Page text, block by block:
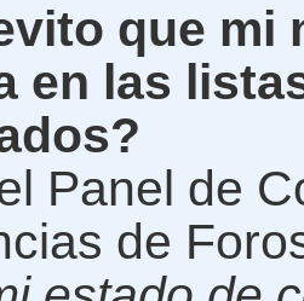
que mi
en las
Panel de
de